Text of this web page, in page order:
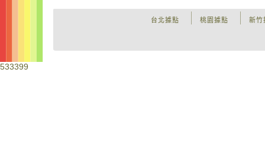
新竹
桃園據點
台北據點
533399